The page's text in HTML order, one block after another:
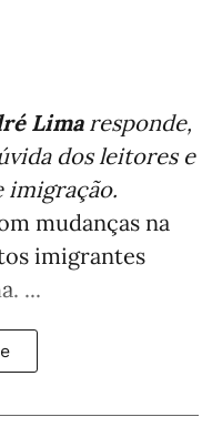
Limaresponde,
dos leitores e
imigração.
mudanças na
imigrantes
...